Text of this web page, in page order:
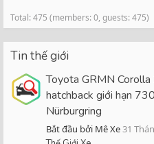
Total: 475 (members: 0, guests: 475)
Tin thế giới
Toyota GRMN
hatchback giới hạn
Nürburgring
Bắt đầu bởi Mê Xe31